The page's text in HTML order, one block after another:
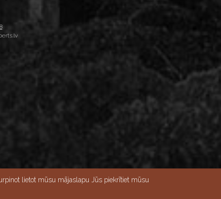
lietot mūsu mājaslapu Jūs piekrītiet mūsu